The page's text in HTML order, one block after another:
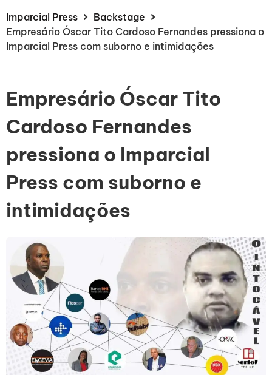
Imparcial Press
Backstage
Empresário Óscar Tito Cardoso Fernandes pressiona o
Imparcial Press com suborno e intimidações
Empresário Óscar Tito
Cardoso Fernandes
pressiona o Imparcial
Press com suborno e
intimidações